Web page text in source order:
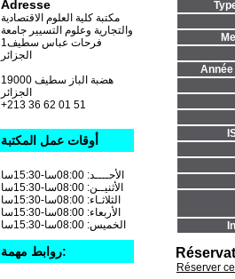
Réserver
Adresse
مكتبة كلية العلوم الاقتصادية
والتجارية وعلوم التسيير جامعة
فرحات عباس سطيف1
الجزائر
19000 هضبة الباز سطيف
+213 36 62 01 51
أوقات عمل المكتبة
الأحــــد: 08:00سا-15:30سا
الأثنيــن: 08:00سا-15:30سا
الثلاثـاء: 08:00سا-15:30سا
الأربعاء: 08:00سا-15:30سا
الخميس: 08:00سا-15:30سا
روابط مهمة: